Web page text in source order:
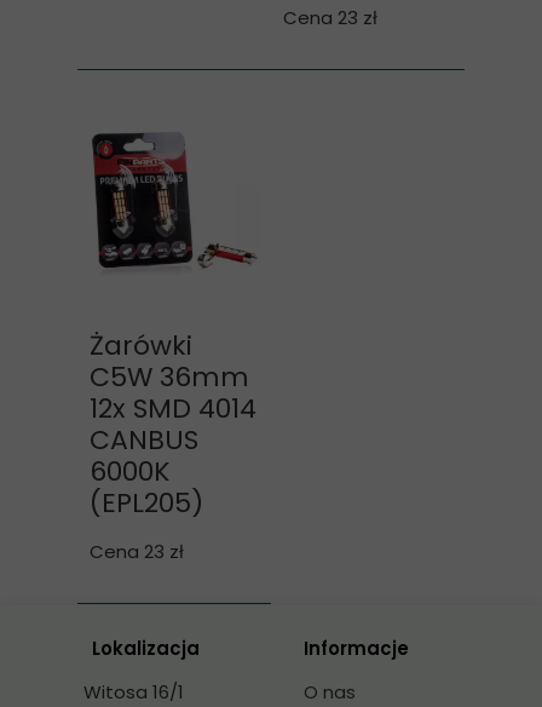
Cena 23 zł
Żarówki
C5W 36mm
12x SMD 4014
CANBUS
6000K
(EPL205)
Cena 23 zł
Informacje
Lokalizacja
Witosa 16/1
O nas